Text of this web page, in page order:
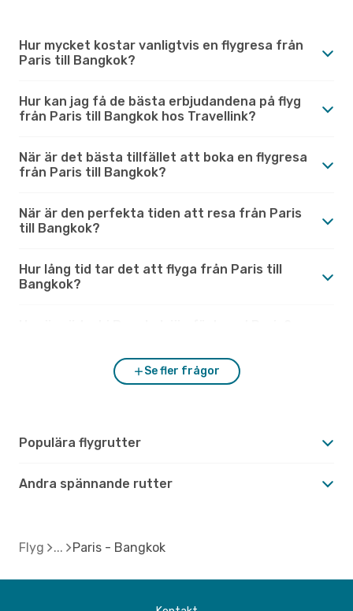
Hur mycket kostar vanligtvis en flygresa från
Paris till Bangkok?
Hur kan jag få de bästa erbjudandena på flyg
från Paris till Bangkok hos Travellink?
När är det bästa tillfället att boka en flygresa
från Paris till Bangkok?
När är den perfekta tiden att resa från Paris
till Bangkok?
Hur lång tid tar det att flyga från Paris till
Bangkok?
Se fler frågor
Populära flygrutter
Andra spännande rutter
Flyg Paris - Bangkok